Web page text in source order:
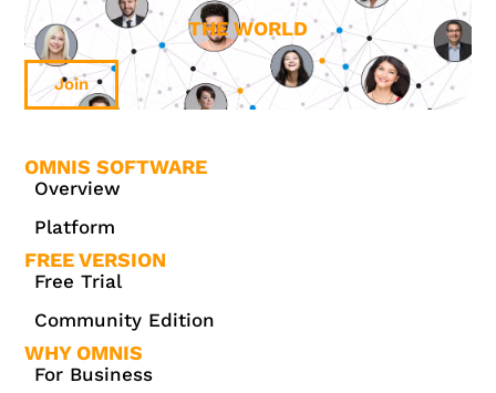
THE WORLD
Join
OMNIS SOFTWARE
Overview
Platform
FREE VERSION
Free Trial
Community Edition
WHY OMNIS
For Business